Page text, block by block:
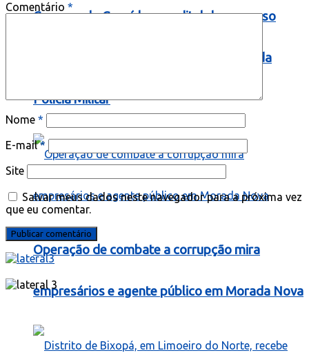
Governo do Ceará lança edital de concurso
público com 1.000 vagas para soldado da
Polícia Militar
Operação de combate a corrupção mira
empresários e agente público em Morada Nova
Comentário *
Nome *
E-mail*
Site
Salvar meus dados neste navegador para a próxima vez
que eu comentar.